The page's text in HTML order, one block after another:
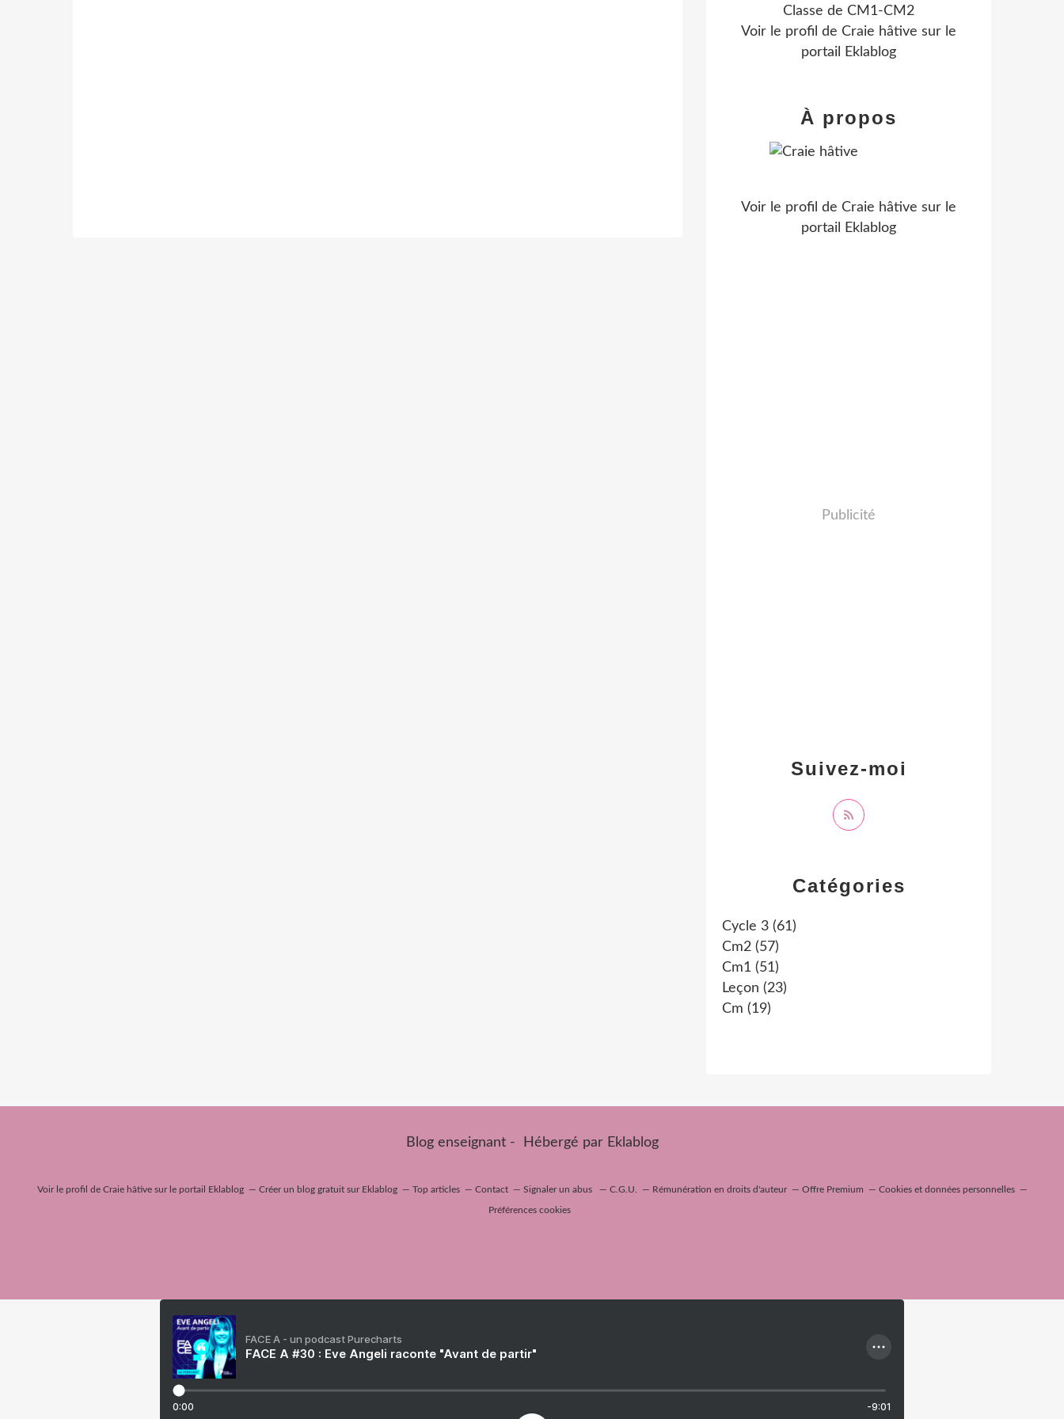
Catégories
Cycle 3 (61)
Cm2 (57)
Cm1 (51)
Leçon (23)
Cm (19)
Classe de CM1-CM2
Voir le profil de Craie hâtive sur le
portail Eklablog
Suivez-moi
À propos
Voir le profil de Craie hâtive sur le
portail Eklablog
Publicité
Blog enseignant - Hébergé par Eklablog
Voir le profil de Craie hâtivesur le portail Eklablog Créer un blog gratuit sur Eklablog Top articles Contact Signaler un abus C.G.U. Rémunération en droits d'auteur Offre Premium Cookies et données personnelles
Préférences cookies
FACE A - un podcast Purecharts
FACE A #30 : Eve Angeli raconte "Avant de partir"
0:00 -9:01